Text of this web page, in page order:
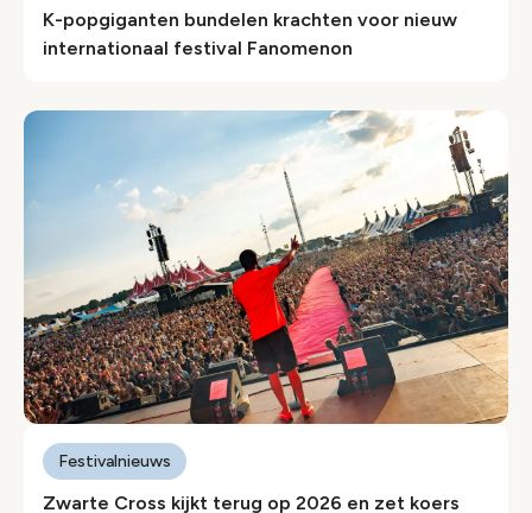
K-popgiganten bundelen krachten voor nieuw
internationaal festival Fanomenon
Zwarte Cross kijkt terug op 2026 en zet koers
Festivalnieuws